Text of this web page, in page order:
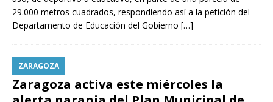
29.000 metros cuadrados, respondiendo así a la petición del
Departamento de Educación del Gobierno […]
ZARAGOZA
Zaragoza activa este miércoles la